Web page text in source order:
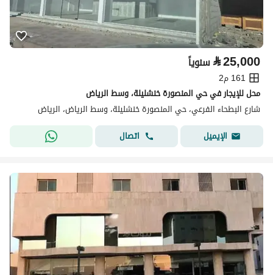
⃁25,000 سنوياً
161 م2
محل للإيجار في حي المنصورة خنشليلة، وسط الرياض
شارع البطحاء الفرعي، حي المنصورة خنشليلة، وسط الرياض، الرياض
الإيميل
اتصال